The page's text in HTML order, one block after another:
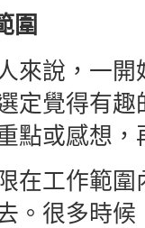
圍
來說，一
定覺得有
點或感想
在工作範
。很多時